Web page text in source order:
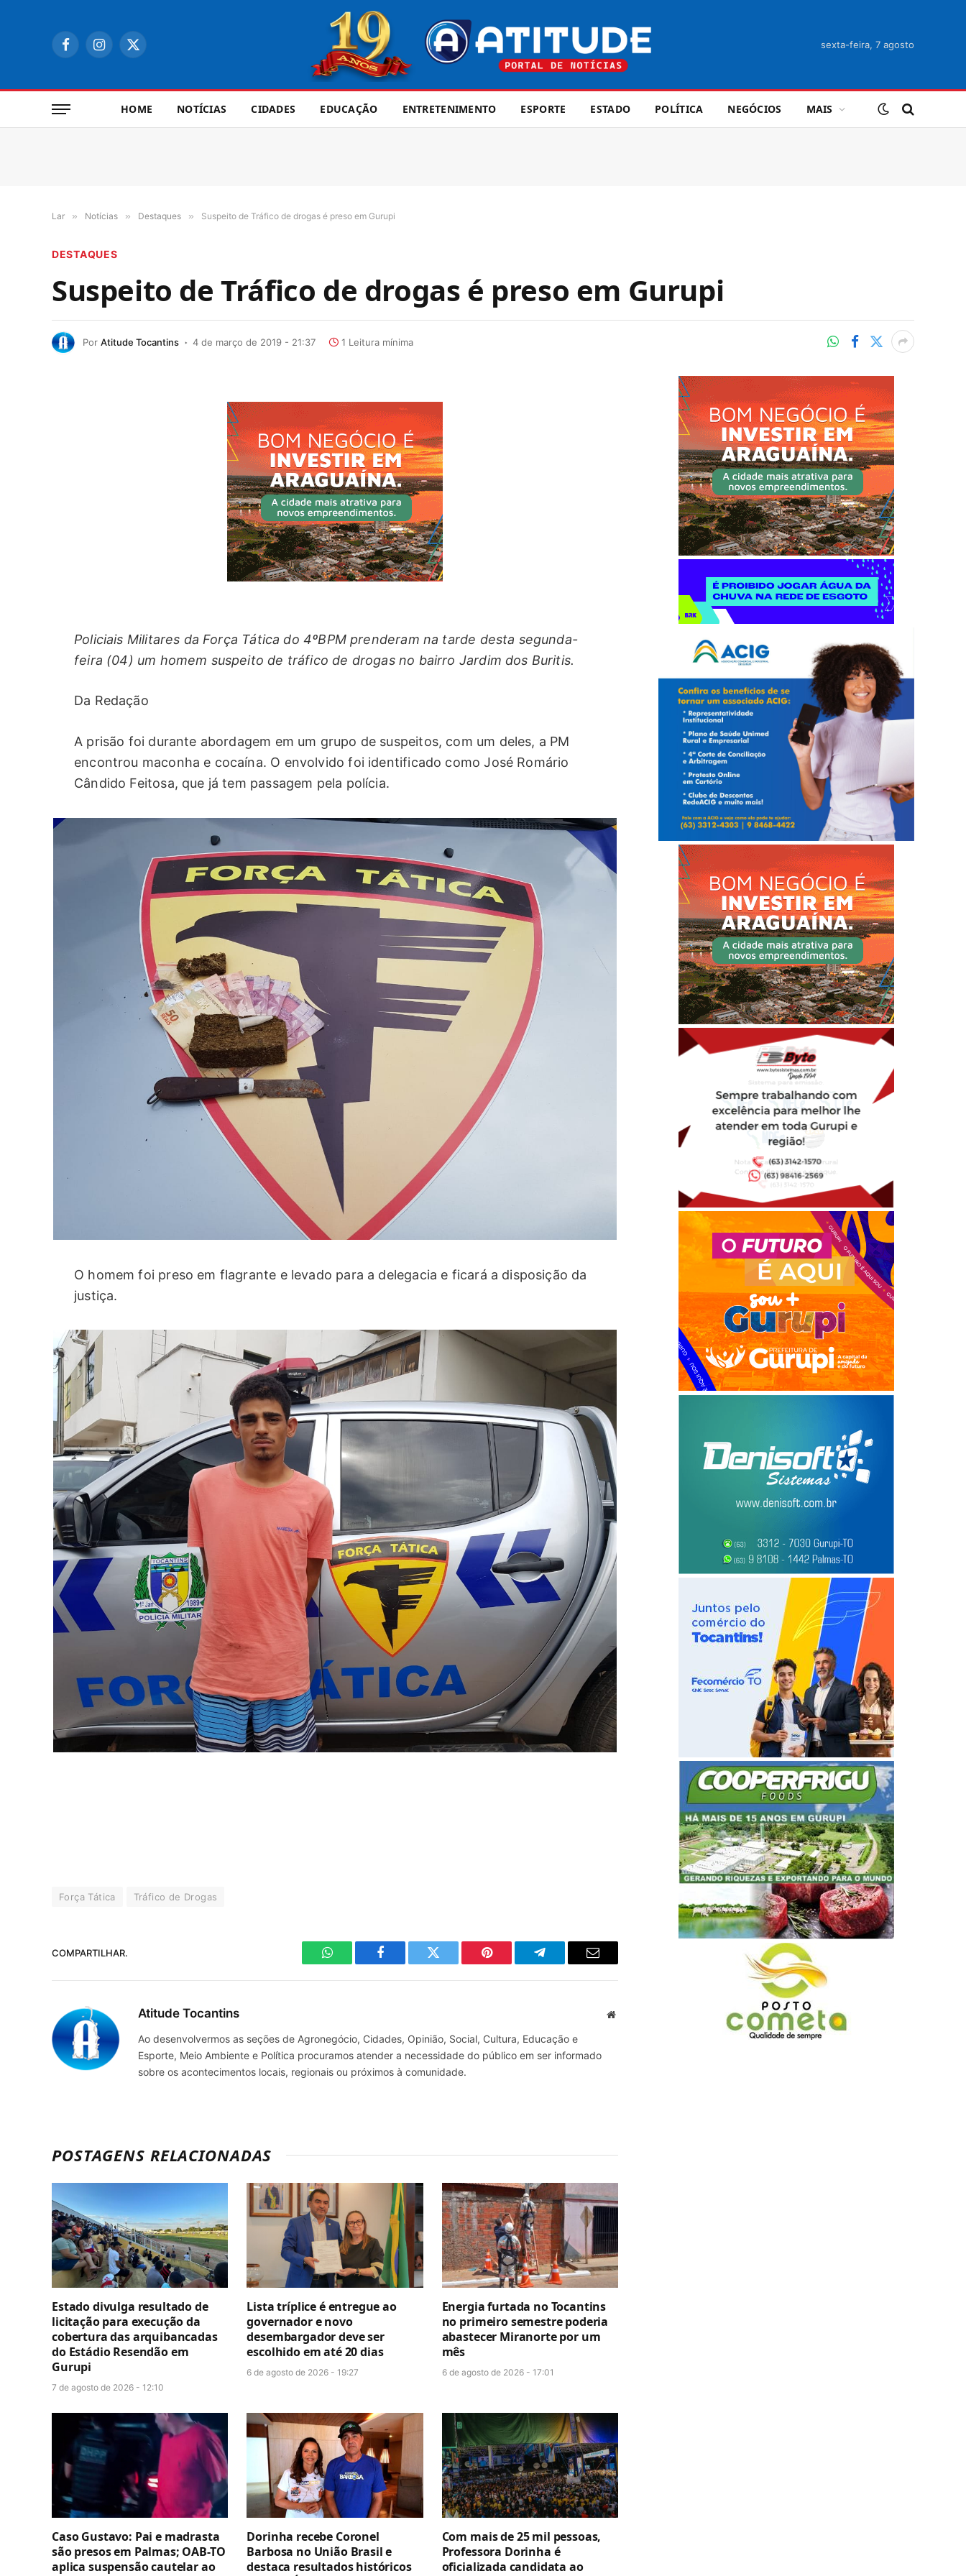
FacebookInstagram
X
sexta-feira, 7 agosto
HOME NOTÍCIAS CIDADES EDUCAÇÃO ENTRETENIMENTO ESPORTE ESTADO POLÍTICA NEGÓCIOS MAIS
Lar » Notícias » Destaques » Suspeito de Tráfico de drogas é preso em Gurupi
DESTAQUES
Suspeito de Tráfico de drogas é preso em Gurupi
Por Atitude Tocantins 4 de março de 2019 - 21:37 1 Leitura mínima
Policiais Militares da Força Tática do 4ºBPM prenderam na tarde desta segunda-
feira (04) um homem suspeito de tráfico de drogas no bairro Jardim dos Buritis.
Da Redação
A prisão foi durante abordagem em um grupo de suspeitos, com um deles, a PM
encontrou maconha e cocaína. O envolvido foi identificado como José Romário
Cândido Feitosa, que já tem passagem pela polícia.
O homem foi preso em flagrante e levado para a delegacia e ficará a disposição da
justiça.
Força Tática Tráfico de Drogas
COMPARTILHAR.
WhatsAppFacebook Twitter Pinterest TelegramaE-
Atitude Tocantins Site
Ao desenvolvermos as seções de Agronegócio, Cidades, Opinião, Social, Cultura, Educação e
Esporte, Meio Ambiente e Política procuramos atender a necessidade do público em ser informado
sobre os acontecimentos locais, regionais ou próximos à comunidade.
POSTAGENS RELACIONADAS
Estado divulga resultado de
licitação para execução da
cobertura das arquibancadas
do Estádio Resendão em
Gurupi
7 de agosto de 2026 - 12:10
Lista tríplice é entregue ao
governador e novo
desembargador deve ser
escolhido em até 20 dias
6 de agosto de 2026 - 19:27
Energia furtada no Tocantins
no primeiro semestre poderia
abastecer Miranorte por um
mês
6 de agosto de 2026 - 17:01
Caso Gustavo: Pai e madrasta
são presos em Palmas; OAB-TO
aplica suspensão cautelar ao
Dorinha recebe Coronel
Barbosa no União Brasil e
destaca resultados históricos
Com mais de 25 mil pessoas,
Professora Dorinha é
oficializada candidata ao